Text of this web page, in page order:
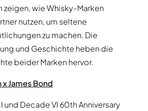
zeigen, wie Whisky-Marken
nutzen, um seltene
zu machen. Die
und Geschichte heben die
beider Marken hervor.
x James Bond
und Decade VI 60th Anniversary